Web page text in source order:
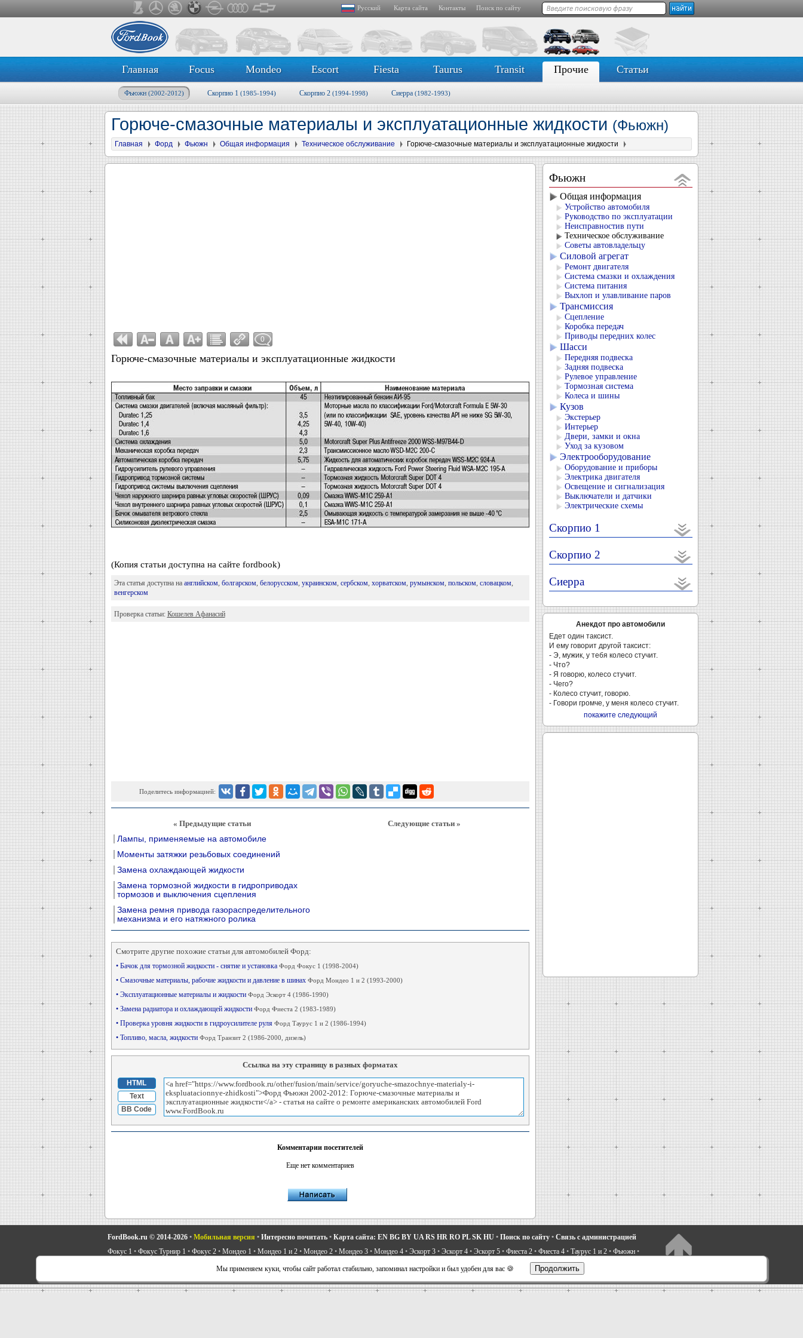
Русский Карта сайта Контакты Поиск по сайту
Главная Focus Mondeo Escort Fiesta Taurus Transit Прочие Статьи
Фьюжн (2002-2012) Скорпио 1 (1985-1994) Скорпио 2 (1994-1998) Сиерра (1982-1993)
Горюче-смазочные материалы и эксплуатационные жидкости (Фьюжн)
Главная Форд Фьюжн Общая информация Техническое обслуживание Горюче-смазочные материалы и эксплуатационные жидкости
0
Горюче-смазочные материалы и эксплуатационные жидкости
(Копия статьи доступна на сайте fordbook)
Эта статья доступна на английском, болгарском, белорусском, украинском, сербском, хорватском, румынском, польском, словацком,
венгерском
Проверка статьи: Кошелев Афанасий
Поделитесь информацией:
« Предыдущие статьи
Лампы, применяемые на автомобиле
Моменты затяжки резьбовых соединений
Замена охлаждающей жидкости
Замена тормозной жидкости в гидроприводах
тормозов и выключения сцепления
Замена ремня привода газораспределительного
механизма и его натяжного ролика
Следующие статьи »
Смотрите другие похожие статьи для автомобилей Форд:
• Бачок для тормозной жидкости - снятие и установка Форд Фокус 1 (1998-2004)
• Смазочные материалы, рабочие жидкости и давление в шинах Форд Мондео 1 и 2 (1993-2000)
• Эксплуатационные материалы и жидкости Форд Эскорт 4 (1986-1990)
• Замена радиатора и охлаждающей жидкости Форд Фиеста 2 (1983-1989)
• Проверка уровня жидкости в гидроусилителе руля Форд Таурус 1 и 2 (1986-1994)
• Топливо, масла, жидкости Форд Транзит 2 (1986-2000, дизель)
Ссылка на эту страницу в разных форматах
HTML
Text
BB Code
Комментарии посетителей
Еще нет комментариев
Фьюжн
Общая информация
Устройство автомобиля
Руководство по эксплуатации
Неисправностив пути
Техническое обслуживание
Советы автовладельцу
Силовой агрегат
Ремонт двигателя
Система смазки и охлаждения
Система питания
Выхлоп и улавливание паров
Трансмиссия
Сцепление
Коробка передач
Приводы передних колес
Шасси
Передняя подвеска
Задняя подвеска
Рулевое управление
Тормозная система
Колеса и шины
Кузов
Экстерьер
Интерьер
Двери, замки и окна
Уход за кузовом
Электрооборудование
Оборудование и приборы
Электрика двигателя
Освещение и сигнализация
Выключатели и датчики
Электрические схемы
Скорпио 1
Скорпио 2
Сиерра
Анекдот про автомобили
Едет один таксист.
И ему говорит другой таксист:
- Э, мужик, у тебя колесо стучит.
- Что?
- Я говорю, колесо стучит.
- Чего?
- Колесо стучит, говорю.
- Говори громче, у меня колесо стучит.
покажите следующий
FordBook.ru © 2014-2026 • Мобильная версия • Интересно почитать • Карта сайта: EN BG BY UA RS HR RO PL SK HU • Поиск по сайту • Связь с администрацией
Фокус 1 • Фокус Турнир 1 • Фокус 2 • Мондео 1 • Мондео 1 и 2 • Мондео 2 • Мондео 3 • Мондео 4 • Эскорт 3 • Эскорт 4 • Эскорт 5 • Фиеста 2 • Фиеста 4 • Таурус 1 и 2 • Фьюжн •
Силовое электрооборудование
Мы применяем куки, чтобы сайт работал стабильно, запоминал настройки и был удобен для вас 🍪 Продолжить